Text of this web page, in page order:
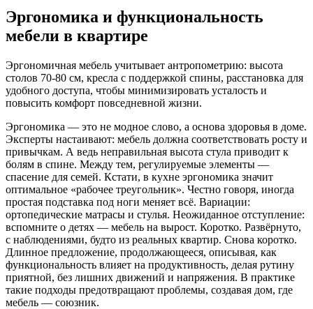
Эргономика и функциональность
мебели в квартире
Эргономичная мебель учитывает антропометрию: высота
столов 70-80 см, кресла с поддержкой спины, расстановка для
удобного доступа, чтобы минимизировать усталость и
повысить комфорт повседневной жизни.
Эргономика — это не модное слово, а основа здоровья в доме.
Эксперты настаивают: мебель должна соответствовать росту и
привычкам. А ведь неправильная высота стула приводит к
болям в спине. Между тем, регулируемые элементы —
спасение для семей. Кстати, в кухне эргономика значит
оптимальное «рабочее треугольник». Честно говоря, иногда
простая подставка под ноги меняет всё. Вариации:
ортопедические матрасы и стулья. Неожиданное отступление:
вспомните о детях — мебель на вырост. Коротко. Развёрнуто,
с наблюдениями, будто из реальных квартир. Снова коротко.
Длинное предложение, продолжающееся, описывая, как
функциональность влияет на продуктивность, делая рутину
приятной, без лишних движений и напряжения. В практике
такие подходы предотвращают проблемы, создавая дом, где
мебель — союзник.